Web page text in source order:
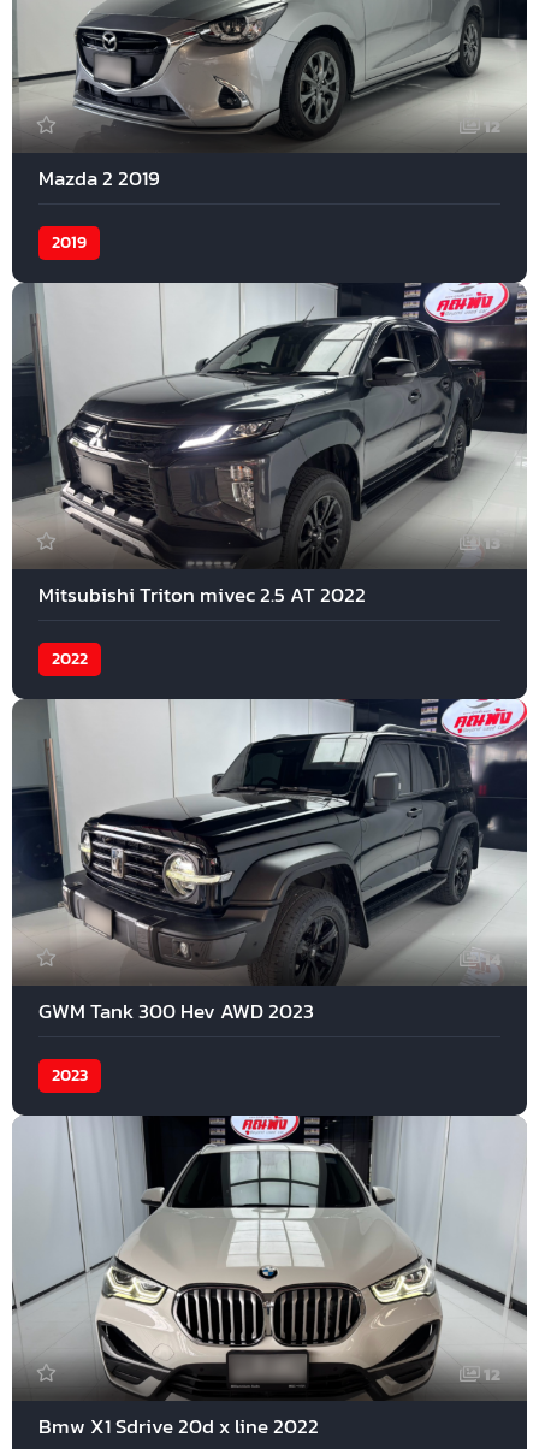
12
Mazda 2 2019
2019
13
Mitsubishi Triton mivec 2.5 AT 2022
2022
14
GWM Tank 300 Hev AWD 2023
2023
12
Bmw X1 Sdrive 20d x line 2022